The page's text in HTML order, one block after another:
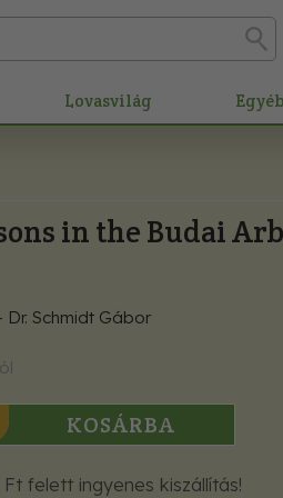
Lovasvilág Egyéb
in the Budai
Schmidt Gábor
KOSÁRBA
felett ingyenes kiszállítás!